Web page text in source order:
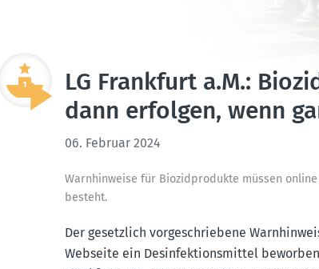
LG Frankfurt a.M.:
dann erfolgen, wenn
06. Februar 2024
Warnhin­weise für Biozid­pro­dukte müssen
besteht.
Der gesetzlich vorge­schriebene
Webseite ein Desin­fek­ti­ons­mittel